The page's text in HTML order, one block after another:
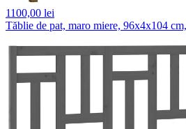
1100,00 lei
Tăblie de pat, maro miere, 96x4x104